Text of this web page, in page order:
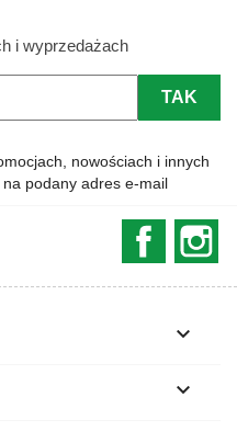
i wyprzedażach
nowościach i innych
podany adres e-mail

